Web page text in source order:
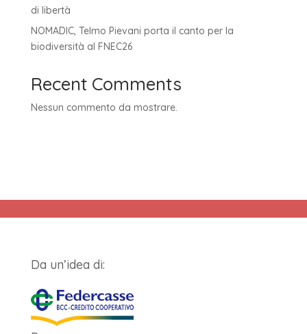
di libertà
NOMADIC, Telmo Pievani porta il canto per la
biodiversità al FNEC26
Recent Comments
Nessun commento da mostrare.
Da un’idea di: